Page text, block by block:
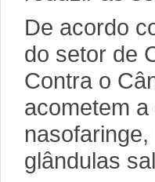
De acordo
do setor de
Contra o
acometem
glândulas